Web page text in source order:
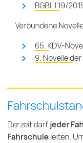
BGBl. I 19/
Verbundene
65. KDV-
9. Novelle
Derzeit darfjeder
Fahrschule leiten.